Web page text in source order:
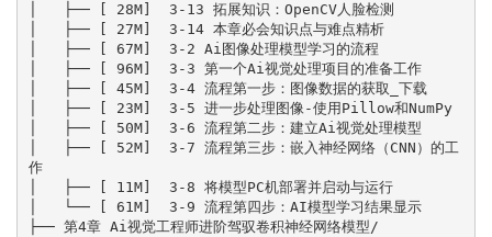
│   ├── [ 28M]  3-13 拓展知识：OpenCV人脸检测
│   ├── [ 27M]  3-14 本章必会知识点与难点精析
│   ├── [ 67M]  3-2 Ai图像处理模型学习的流程
│   ├── [ 96M]  3-3 第一个Ai视觉处理项目的准备工作
│   ├── [ 45M]  3-4 流程第一步：图像数据的获取_下载
│   ├── [ 23M]  3-5 进一步处理图像-使用Pillow和NumPy
│   ├── [ 50M]  3-6 流程第二步：建立Ai视觉处理模型
│   ├── [ 52M]  3-7 流程第三步：嵌入神经网络（CNN）的工
作
│   ├── [ 11M]  3-8 将模型PC机部署并启动与运行
│   └── [ 61M]  3-9 流程第四步：AI模型学习结果显示
├── 第4章 Ai视觉工程师进阶驾驭卷积神经网络模型/